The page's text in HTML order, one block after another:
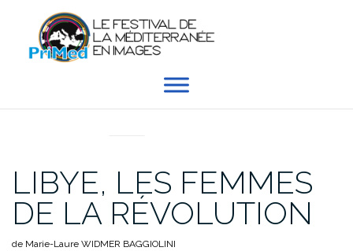
contenu
LIBYE, LES FEMMES
DE LA RÉVOLUTION
de Marie-Laure WIDMER BAGGIOLINI